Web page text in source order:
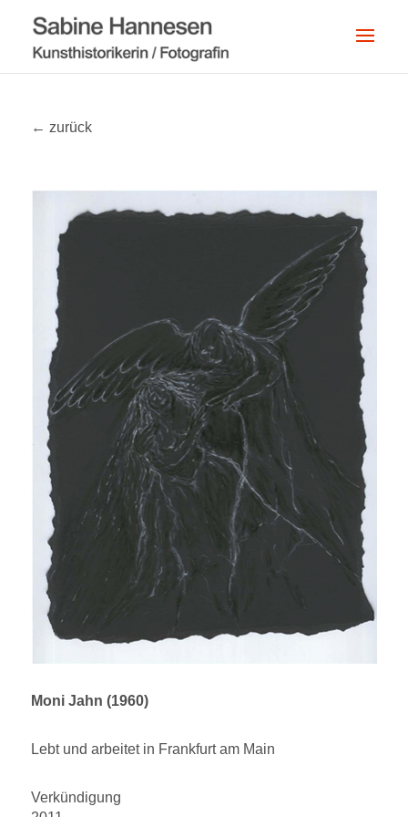
← zurück
Moni Jahn (1960)
Lebt und arbeitet in Frankfurt am Main
Verkündigung